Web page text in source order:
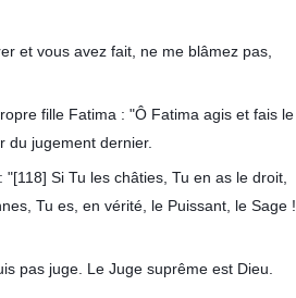
et vous avez fait, ne me blâmez pas,
fille Fatima : "Ô Fatima agis et fais le
du jugement dernier.
Si Tu les châties, Tu en as le droit,
Tu es, en vérité, le Puissant, le Sage !
pas juge. Le Juge suprême est Dieu.